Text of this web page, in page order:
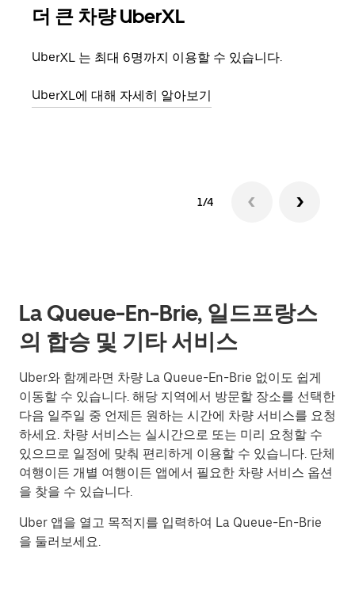
더 큰 차량 UberXL
UberXL 는 최대 6명까지 이용할 수 있습니다.
UberXL에 대해 자세히 알아보기
1/4
La Queue-En-Brie, 일드프랑스
의 합승 및 기타 서비스
Uber와 함께라면 차량 La Queue-En-Brie 없이도 쉽게
이동할 수 있습니다. 해당 지역에서 방문할 장소를 선택한
다음 일주일 중 언제든 원하는 시간에 차량 서비스를 요청
하세요. 차량 서비스는 실시간으로 또는 미리 요청할 수
있으므로 일정에 맞춰 편리하게 이용할 수 있습니다. 단체
여행이든 개별 여행이든 앱에서 필요한 차량 서비스 옵션
을 찾을 수 있습니다.
Uber 앱을 열고 목적지를 입력하여 La Queue-En-Brie
을 둘러보세요.